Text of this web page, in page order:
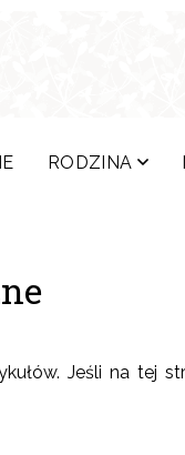
RODZINA
Jeśli na tej